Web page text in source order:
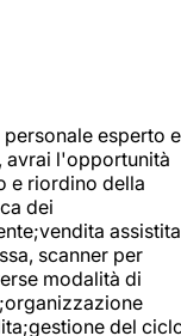
esperto e
avrai l'opportunità
e riordino della
dei
assistita
scanner per
modalità di
del